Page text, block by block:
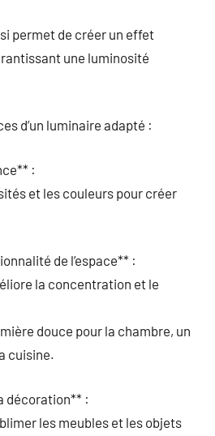
permet de créer un effet
une luminosité
d’un luminaire adapté :
:
et les couleurs pour créer
de l’espace** :
la concentration et le
douce pour la chambre, un
cuisine.
décoration** :
les meubles et les objets